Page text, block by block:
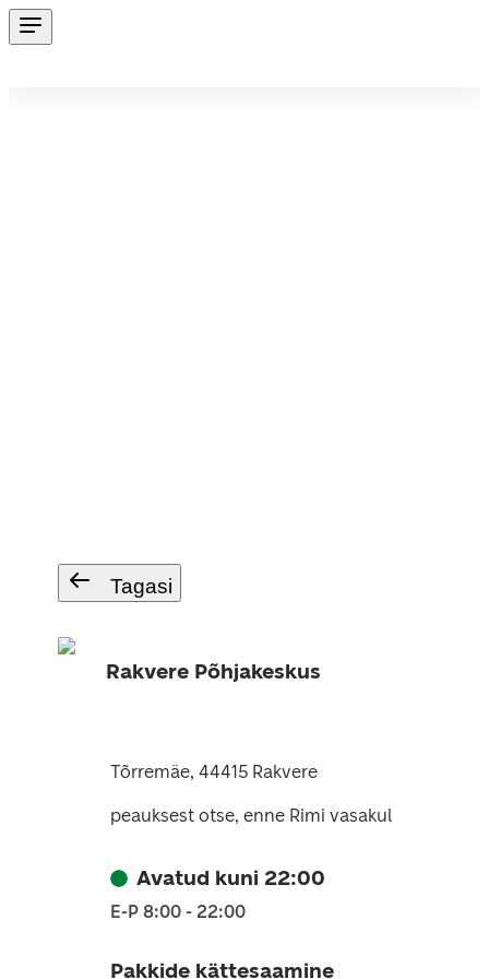
Tagasi
Rakvere Põhjakeskus
Tõrremäe, 44415 Rakvere
peauksest otse, enne Rimi vasakul
Avatud kuni 22:00
E-P 8:00 - 22:00
Pakkide kättesaamine